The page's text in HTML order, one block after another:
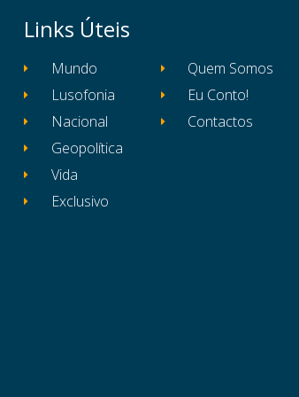
Links Úteis
Mundo
Lusofonia
Nacional
Geopolítica
Vida
Exclusivo
Quem Somos
Eu Conto!
Contactos